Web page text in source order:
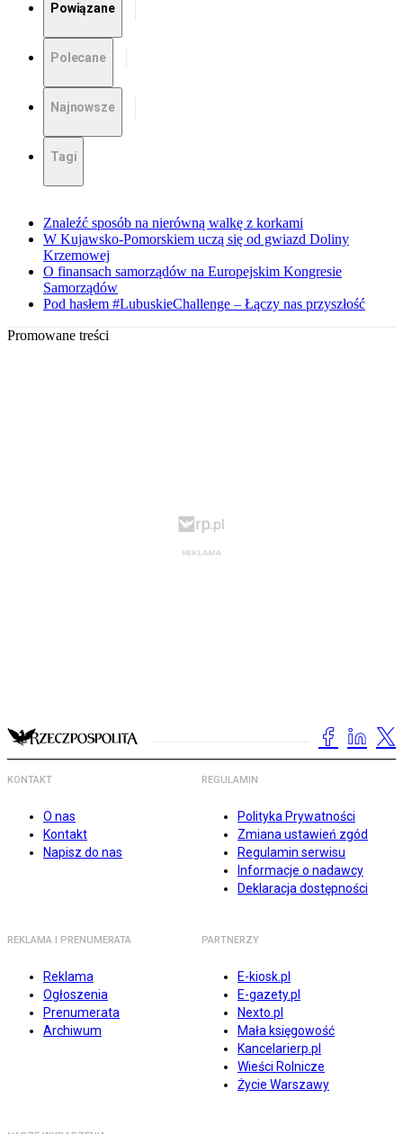
Powiązane
Polecane
Najnowsze
Tagi
Znaleźć sposób na nierówną walkę z korkami
W Kujawsko-Pomorskiem uczą się od gwiazd Doliny
Krzemowej
O finansach samorządów na Europejskim Kongresie
Samorządów
Pod hasłem #LubuskieChallenge – Łączy nas przyszłość
Promowane treści
KONTAKT
O nas
Kontakt
Napisz do nas
REGULAMIN
Polityka Prywatności
Zmiana ustawień zgód
Regulamin serwisu
Informacje o nadawcy
Deklaracja dostępności
REKLAMA I PRENUMERATA
Reklama
Ogłoszenia
Prenumerata
Archiwum
PARTNERZY
E-kiosk.pl
E-gazety.pl
Nexto.pl
Mała księgowość
Kancelarierp.pl
Wieści Rolnicze
Życie Warszawy